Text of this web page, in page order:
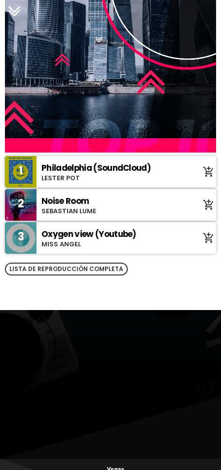
1 Philadelphia (SoundCloud)
LESTER POT add_shopping_cart
2 Noise Room
SEBASTIAN LUME add_shopping_cart
3 Oxygen view (Youtube)
MISS ANGEL add_shopping_cart
LISTA DE REPRODUCCIÓN COMPLETA